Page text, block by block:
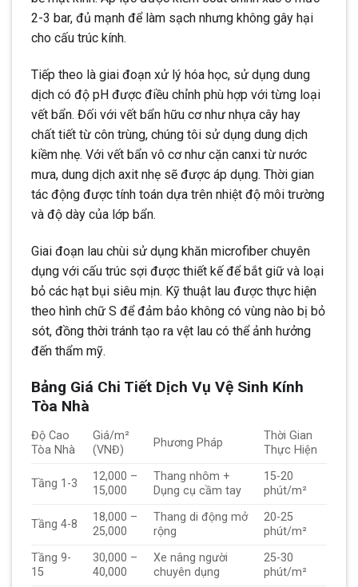
2-3 bar, đủ mạnh để làm sạch nhưng không gây hại
cho cấu trúc kính.
Tiếp theo là giai đoạn xử lý hóa học, sử dụng dung
dịch có độ pH được điều chỉnh phù hợp với từng loại
vết bẩn. Đối với vết bẩn hữu cơ như nhựa cây hay
chất tiết từ côn trùng, chúng tôi sử dụng dung dịch
kiềm nhẹ. Với vết bẩn vô cơ như cặn canxi từ nước
mưa, dung dịch axit nhẹ sẽ được áp dụng. Thời gian
tác động được tính toán dựa trên nhiệt độ môi trường
và độ dày của lớp bẩn.
Giai đoạn lau chùi sử dụng khăn microfiber chuyên
dụng với cấu trúc sợi được thiết kế để bắt giữ và loại
bỏ các hạt bụi siêu mịn. Kỹ thuật lau được thực hiện
theo hình chữ S để đảm bảo không có vùng nào bị bỏ
sót, đồng thời tránh tạo ra vệt lau có thể ảnh hưởng
đến thẩm mỹ.
Bảng Giá Chi Tiết Dịch Vụ Vệ Sinh Kính
Tòa Nhà
Độ Cao
Tòa Nhà
Giá/m²
(VNĐ)
Phương Pháp
Thời Gian
Thực Hiện
Tầng 1-3
12,000 –
15,000
Thang nhôm +
Dụng cụ cầm tay
15-20
phút/m²
Tầng 4-8
18,000 –
25,000
Thang di động mở
rộng
20-25
phút/m²
Tầng 9-
15
30,000 –
40,000
Xe nâng người
chuyên dụng
25-30
phút/m²